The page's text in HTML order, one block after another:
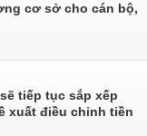
cơ sở cho cán bộ,
tiếp tục sắp xếp
xuất điều chỉnh tiền